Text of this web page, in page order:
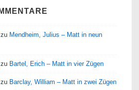
zu Mendheim, Julius – Matt in neun
zu Bartel, Erich – Matt in vier Zügen
zu Barclay, William – Matt in zwei Zügen